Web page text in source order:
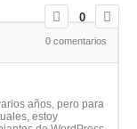
0
0 comentarios
años, pero para
estoy